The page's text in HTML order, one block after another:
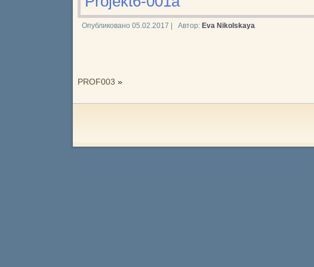
Опубликовано 05.02.2017 Автор: Eva Nikolskaya
PROF003 »